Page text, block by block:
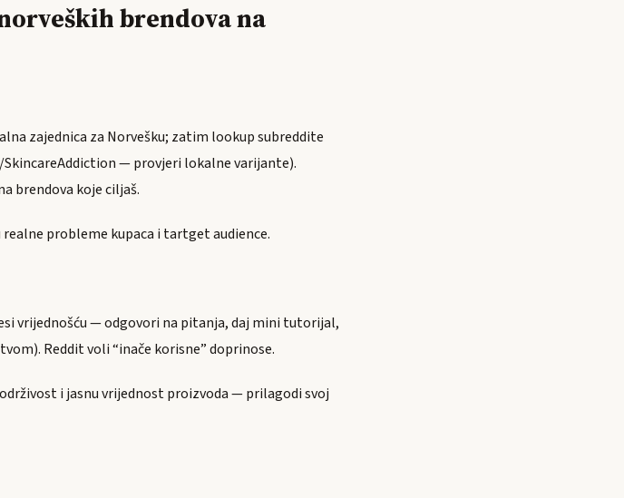
brendova na
zajednica za Norvešku; zatim lookup subreddite
— provjeri lokalne varijante).
brendova koje ciljaš.
probleme kupaca i tartget audience.
vrijednošću — odgovori na pitanja, daj mini tutorijal,
Reddit voli “inače korisne” doprinose.
i jasnu vrijednost proizvoda — prilagodi svoj